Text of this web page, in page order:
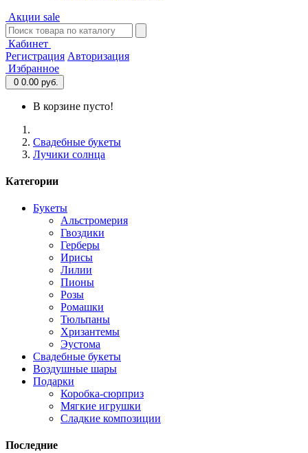
Акции sale
Кабинет
Регистрация Авторизация
Избранное
0 0.00 руб.
В корзине пусто!
Свадебные букеты
Лучики солнца
Категории
Букеты
Альстромерия
Гвоздики
Герберы
Ирисы
Лилии
Пионы
Розы
Ромашки
Тюльпаны
Хризантемы
Эустома
Свадебные букеты
Воздушные шары
Подарки
Коробка-сюрприз
Мягкие игрушки
Сладкие композиции
Последние